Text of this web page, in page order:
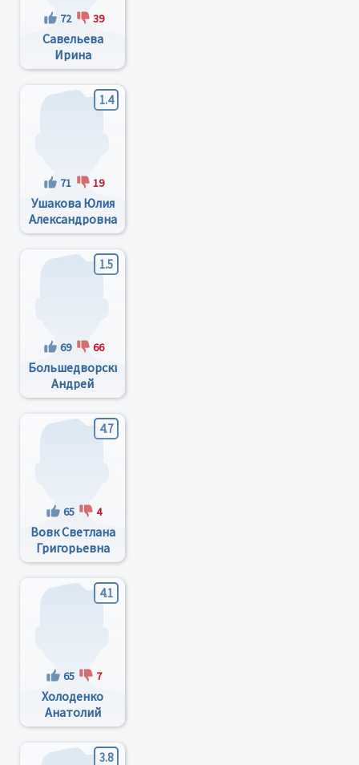
72 39
Савельева
Ирина
Владиславовна
1.4
71 19
Ушакова Юлия
Александровна
1.5
69 66
Большедворский
Андрей
Олегович
4.7
65 4
Вовк Светлана
Григорьевна
4.1
65 7
Холоденко
Анатолий
Михайлович
3.8